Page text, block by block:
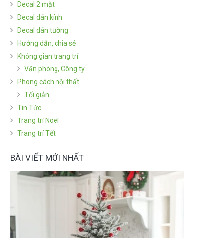
Decal 2 mặt
Decal dán kính
Decal dán tường
Hướng dẫn, chia sẻ
Không gian trang trí
Văn phòng, Công ty
Phong cách nội thất
Tối giản
Tin Tức
Trang trí Noel
Trang trí Tết
BÀI VIẾT MỚI NHẤT